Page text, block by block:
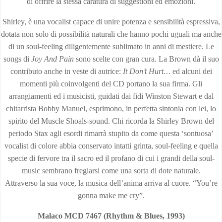
Shirley, è una vocalist capace di unire potenza e sensibilità espressiva,
dotata non solo di possibilità naturali che hanno pochi uguali ma anche
di un soul-feeling diligentemente sublimato in anni di mestiere. Le
songs di Joy And Painsono scelte con gran cura. La Brown dà il suo
contributo anche in veste di autrice: It Don’t Hurt… ed alcuni dei
momenti più coinvolgenti del CD portano la sua firma. Gli
arrangiamenti ed i musicisti, guidati dai fidi Winston Stewart e dal
chitarrista Bobby Manuel, esprimono, in perfetta sintonia con lei, lo
spirito del Muscle Shoals-sound. Chi ricorda la Shirley Brown del
periodo Stax agli esordi rimarrà stupito da come questa ‘sontuosa’
vocalist di colore abbia conservato intatti grinta, soul-feeling e quella
specie di fervore tra il sacro ed il profano di cui i grandi della soul-
music sembrano fregiarsi come una sorta di dote naturale.
Attraverso la sua voce, la musica dell’anima arriva al cuore. “You’re
gonna make me cry”.
Malaco MCD 7467 (Rhythm & Blues, 1993)